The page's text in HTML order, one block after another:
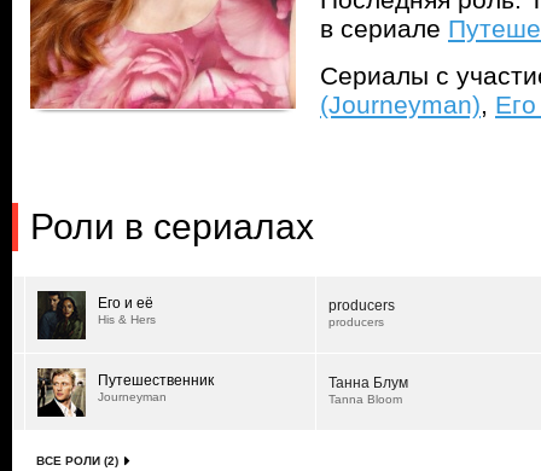
в сериале
Сериалы с
(Journeyman),
Роли в сериалах
Его и её
His & Hers
producers
producers
Путешественник
Journeyman
Танна Блум
Tanna Bloom
ВСЕ РОЛИ (2)